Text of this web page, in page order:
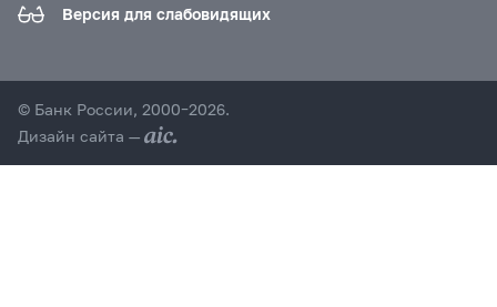
Версия для слабовидящих
© Банк России, 2000–2026.
Дизайн сайта —